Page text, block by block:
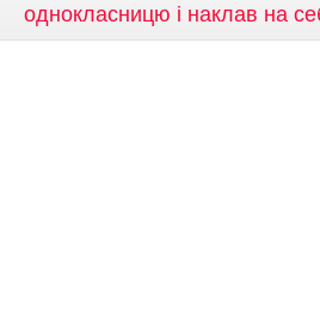
однокласницю і наклав на